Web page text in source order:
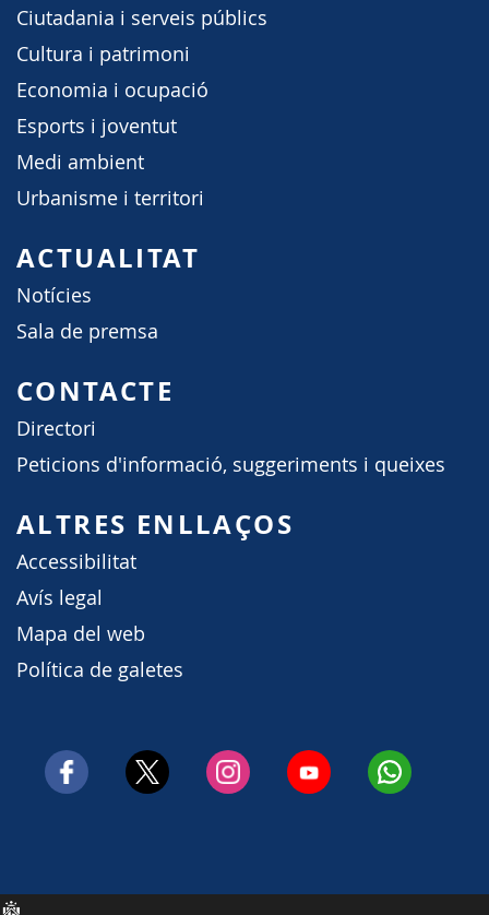
Ciutadania i serveis públics
Cultura i patrimoni
Economia i ocupació
Esports i joventut
Medi ambient
Urbanisme i territori
ACTUALITAT
Notícies
Sala de premsa
CONTACTE
Directori
Peticions d'informació, suggeriments i queixes
ALTRES ENLLAÇOS
Accessibilitat
Avís legal
Mapa del web
Política de galetes